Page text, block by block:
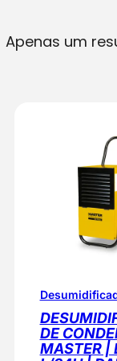
Apenas um
DE
MASTER |